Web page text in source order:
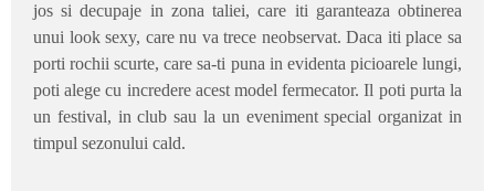
jos si decupaje in zona taliei, care iti garanteaza obtinerea
unui look sexy, care nu va trece neobservat. Daca iti place sa
porti rochii scurte, care sa-ti puna in evidenta picioarele lungi,
poti alege cu incredere acest model fermecator. Il poti purta la
un festival, in club sau la un eveniment special organizat in
timpul sezonului cald.